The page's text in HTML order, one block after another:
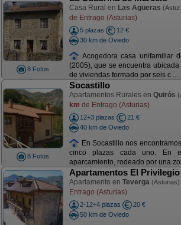
8 Fotos
Casa Rural en Las Agüeras
de Entrago (Asturias)
5 plazas
12 €
30 km de Oviedo
Acogedora casa unifamiliar
(2005), que se encuentra
de viviendas formado por seis c ...
8 Fotos
Socastillo
Apartamentos Rurales en Quirós
km de Entrago (Asturias)
12+3 plazas
21 €
40 km de Oviedo
En Socastillo nos
cinco plazas cada uno. En
aparcamiento, rodeado por una
Apartamentos El Privilegio
Apartamento en Teverga (Asturias)
Entrago (Asturias)
2-12+4 plazas
20 €
50 km de Oviedo